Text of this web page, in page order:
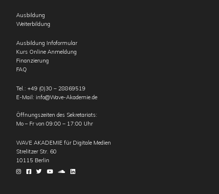
Ausbildung
Weiterbildung
Ausbildung Infoformular
Kurs Online Anmeldung
Finanzierung
FAQ
Tel.: +49 (0)30 – 28869519
E-Mail: info@Wave-Akademie.de
Öffnungszeiten des Sekretariats:
Mo – Fr von 09:00 – 17:00 Uhr
WAVE AKADEMIE für Digitale Medien
Strelitzer Str. 60
10115 Berlin